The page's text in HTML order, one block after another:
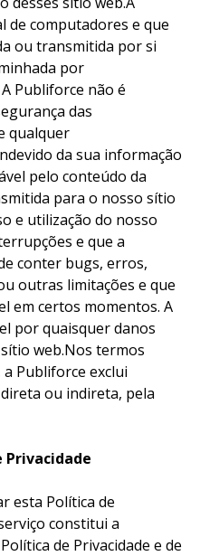
de computadores e que
ou transmitida por si
por
Publiforce não é
das
qualquer
da sua informação
pelo conteúdo da
para o nosso sítio
e utilização do nosso
e que a
conter bugs, erros,
outras limitações e que
em certos momentos. A
por quaisquer danos
web.Nos termos
Publiforce exclui
ou indireta, pela
Privacidade
esta Política de
constitui a
de Privacidade e de